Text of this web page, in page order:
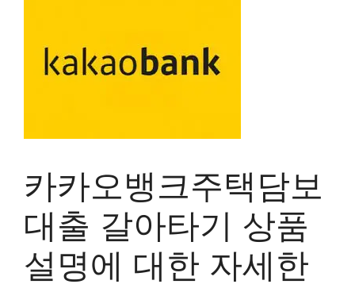
카카오뱅크주택담보
대출 갈아타기 상품
설명에 대한 자세한